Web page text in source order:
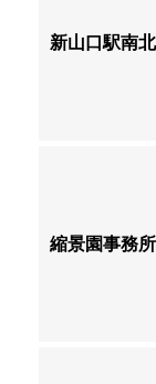
新山口駅南
縮景園事務